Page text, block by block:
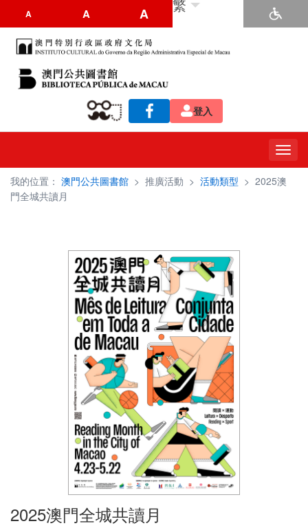
A A A 繁
登入
我的位置： 澳門公共圖書館 > 推廣活動 > 活動類型 > 2025澳
門全城共讀月
2025澳門全城共讀月